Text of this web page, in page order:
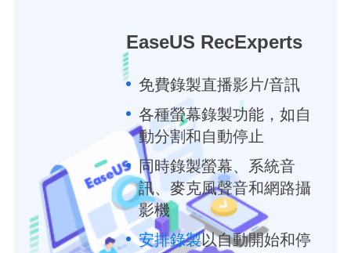
EaseUS RecExperts
免費錄製直播影片/音訊
各種螢幕錄製功能，如自
動分割和自動停止
同時錄製螢幕、系統音
訊、麥克風聲音和網路攝
影機
安排錄製以自動開始和停